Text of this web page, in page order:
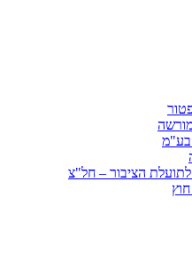
בע"מ
הציבור – חל"צ